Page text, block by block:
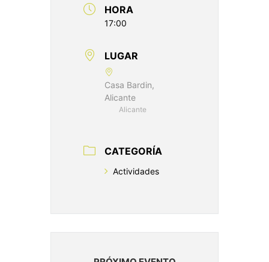
HORA
17:00
LUGAR
Casa Bardin,
Alicante
Alicante
CATEGORÍA
Actividades